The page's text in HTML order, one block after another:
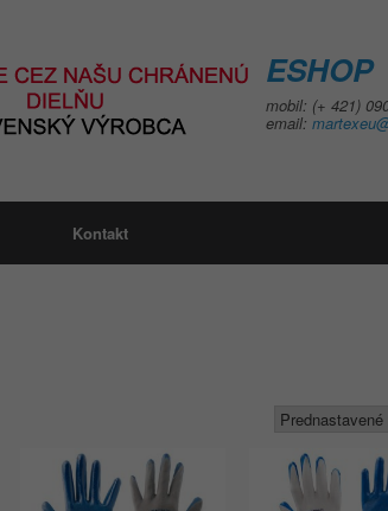
ESHOP
mobil: (+ 421)
email:
Kontakt